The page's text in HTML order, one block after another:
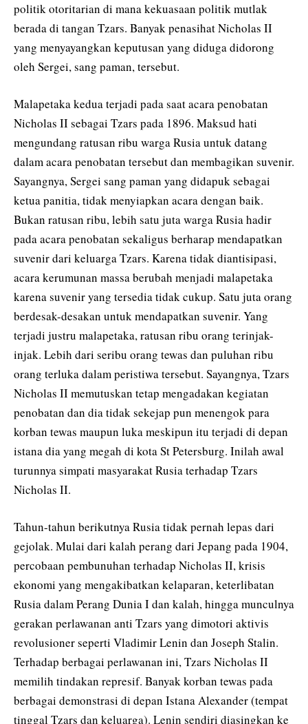
politik otoritarian di mana kekuasaan politik mutlak
berada di tangan Tzars. Banyak penasihat Nicholas II
yang menyayangkan keputusan yang diduga didorong
oleh Sergei, sang paman, tersebut.
Malapetaka kedua terjadi pada saat acara penobatan
Nicholas II sebagai Tzars pada 1896. Maksud hati
mengundang ratusan ribu warga Rusia untuk datang
dalam acara penobatan tersebut dan membagikan suvenir.
Sayangnya, Sergei sang paman yang didapuk sebagai
ketua panitia, tidak menyiapkan acara dengan baik.
Bukan ratusan ribu, lebih satu juta warga Rusia hadir
pada acara penobatan sekaligus berharap mendapatkan
suvenir dari keluarga Tzars. Karena tidak diantisipasi,
acara kerumunan massa berubah menjadi malapetaka
karena suvenir yang tersedia tidak cukup. Satu juta orang
berdesak-desakan untuk mendapatkan suvenir. Yang
terjadi justru malapetaka, ratusan ribu orang terinjak-
injak. Lebih dari seribu orang tewas dan puluhan ribu
orang terluka dalam peristiwa tersebut. Sayangnya, Tzars
Nicholas II memutuskan tetap mengadakan kegiatan
penobatan dan dia tidak sekejap pun menengok para
korban tewas maupun luka meskipun itu terjadi di depan
istana dia yang megah di kota St Petersburg. Inilah awal
turunnya simpati masyarakat Rusia terhadap Tzars
Nicholas II.
Tahun-tahun berikutnya Rusia tidak pernah lepas dari
gejolak. Mulai dari kalah perang dari Jepang pada 1904,
percobaan pembunuhan terhadap Nicholas II, krisis
ekonomi yang mengakibatkan kelaparan, keterlibatan
Rusia dalam Perang Dunia I dan kalah, hingga munculnya
gerakan perlawanan anti Tzars yang dimotori aktivis
revolusioner seperti Vladimir Lenin dan Joseph Stalin.
Terhadap berbagai perlawanan ini, Tzars Nicholas II
memilih tindakan represif. Banyak korban tewas pada
berbagai demonstrasi di depan Istana Alexander (tempat
tinggal Tzars dan keluarga). Lenin sendiri diasingkan ke